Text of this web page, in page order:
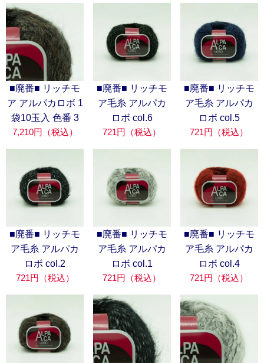
■廃番■ リッチモ
ア アルパカロボ 1
袋10玉入 色番 3
7,210円（税込）
■廃番■ リッチモ
ア毛糸 アルパカ
ロボ col.6
721円（税込）
■廃番■ リッチモ
ア毛糸 アルパカ
ロボ col.5
721円（税込）
■廃番■ リッチモ
ア毛糸 アルパカ
ロボ col.2
721円（税込）
■廃番■ リッチモ
ア毛糸 アルパカ
ロボ col.1
721円（税込）
■廃番■ リッチモ
ア毛糸 アルパカ
ロボ col.4
721円（税込）